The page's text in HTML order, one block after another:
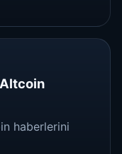
haberlerini